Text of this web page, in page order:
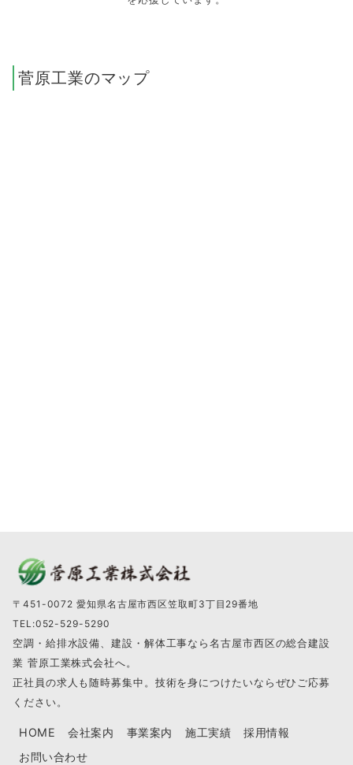
菅原工業のマップ
〒451-0072 愛知県名古屋市西区笠取町3丁目29番地
TEL:052-529-5290
空調・給排水設備、建設・解体工事なら名古屋市西区の総合建設
業 菅原工業株式会社へ。
正社員の求人も随時募集中。技術を身につけたいならぜひご応募
ください。
HOME 会社案内 事業案内 施工実績
採用情報
お問い合わせ